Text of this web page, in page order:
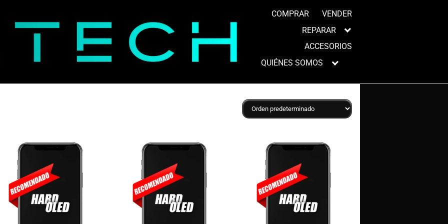
COMPRAR
VENDER
REPARAR
ACCESORIOS
QUIÉNES SOMOS